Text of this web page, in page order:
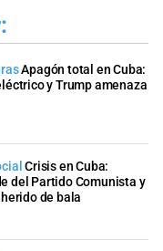
Apagón total en Cuba:
y Trump amenaza
Crisis en Cuba:
del Partido Comunista y
de bala